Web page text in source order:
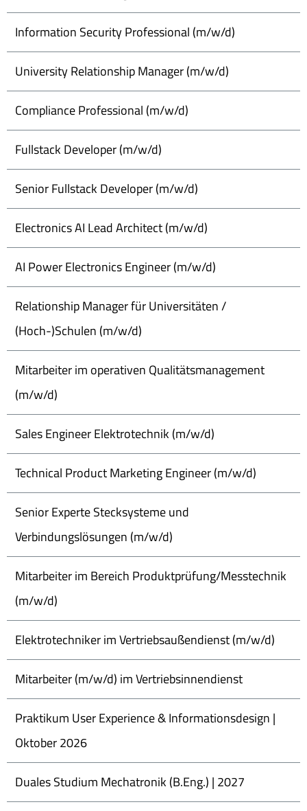
Information Security Professional (m/w/d)
University Relationship Manager (m/w/d)
Compliance Professional (m/w/d)
Fullstack Developer (m/w/d)
Senior Fullstack Developer (m/w/d)
Electronics AI Lead Architect (m/w/d)
AI Power Electronics Engineer (m/w/d)
Relationship Manager für Universitäten /
(Hoch-)Schulen (m/w/d)
Mitarbeiter im operativen Qualitätsmanagement
(m/w/d)
Sales Engineer Elektrotechnik (m/w/d)
Technical Product Marketing Engineer (m/w/d)
Senior Experte Stecksysteme und
Verbindungslösungen (m/w/d)
Mitarbeiter im Bereich Produktprüfung/Messtechnik
(m/w/d)
Elektrotechniker im Vertriebsaußendienst (m/w/d)
Mitarbeiter (m/w/d) im Vertriebsinnendienst
Praktikum User Experience & Informationsdesign |
Oktober 2026
Duales Studium Mechatronik (B.Eng.) | 2027